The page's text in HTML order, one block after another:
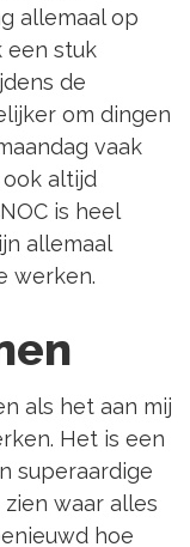
allemaal op
een stuk
de
om dingen
vaak
altijd
is heel
allemaal
werken.
als het aan mij
Het is een
superaardige
zien waar alles
hoe